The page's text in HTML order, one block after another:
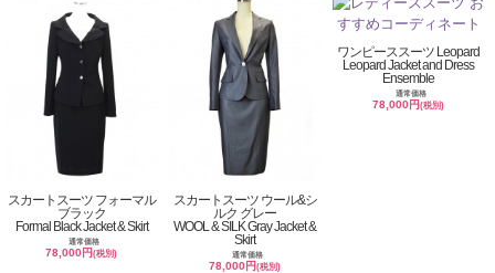
スカートスーツ フォーマル
ブラック
Formal Black Jacket & Skirt
通常価格
78,000円(税別)
スカートスーツ ウール&シ
ルク グレー
WOOL & SILK Gray Jacket &
Skirt
通常価格
78,000円(税別)
ワンピーススーツ Leopard
Leopard Jacket and Dress
Ensemble
通常価格
78,000円(税別)